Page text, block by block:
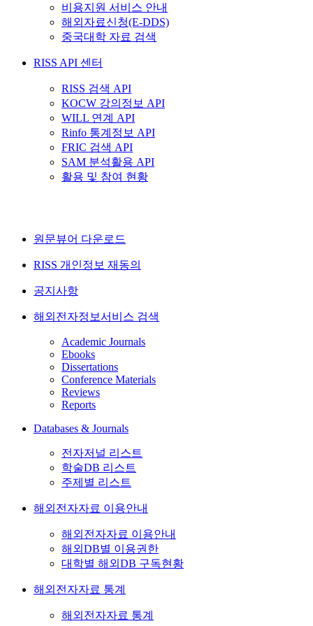
비용지원 서비스 안내
해외자료신청(E-DDS)
중국대학 자료 검색
RISS API 센터
RISS 검색 API
KOCW 강의정보 API
WILL 연계 API
Rinfo 통계정보 API
FRIC 검색 API
SAM 분석활용 API
활용 및 참여 현황
원문뷰어 다운로드
RISS 개인정보 재동의
공지사항
해외전자정보서비스 검색
Academic Journals
Ebooks
Dissertations
Conference Materials
Reviews
Reports
Databases & Journals
전자저널 리스트
학술DB 리스트
주제별 리스트
해외전자자료 이용안내
해외전자자료 이용안내
해외DB별 이용권한
대학별 해외DB 구독현황
해외전자자료 통계
해외전자자료 통계